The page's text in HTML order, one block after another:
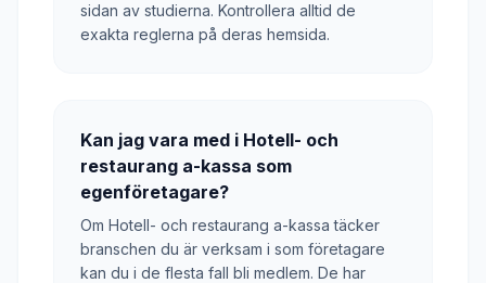
sidan av studierna. Kontrollera alltid de
exakta reglerna på deras hemsida.
Kan jag vara med i Hotell- och
restaurang a-kassa som
egenföretagare?
Om Hotell- och restaurang a-kassa täcker
branschen du är verksam i som företagare
kan du i de flesta fall bli medlem. De har